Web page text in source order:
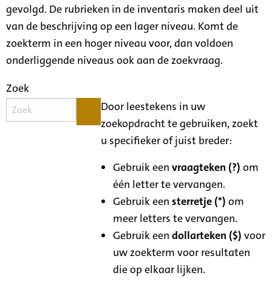
gevolgd. De rubrieken in de inventaris maken deel uit
van de beschrijving op een lager niveau. Komt de
zoekterm in een hoger niveau voor, dan voldoen
onderliggende niveaus ook aan de zoekvraag.
Zoek
Door leestekens in uw
zoekopdracht te gebruiken, zoekt
u specifieker of juist breder:
Gebruik eenvraagteken (?) om
één letter te vervangen.
Gebruik eensterretje (*) om
meer letters te vervangen.
Gebruik eendollarteken ($) voor
uw zoekterm voor resultaten
die op elkaar lijken.